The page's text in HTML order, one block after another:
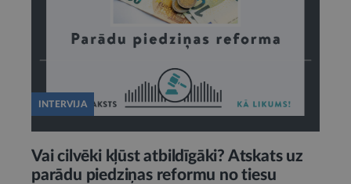
INTERVIJA
Vai cilvēki kļūst atbildīgāki? Atskats uz
parādu piedziņas reformu no tiesu